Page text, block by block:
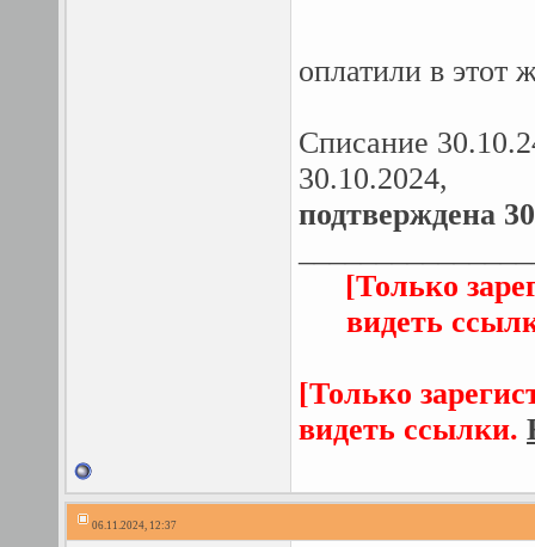
оплатили в этот
Списание
30.10.2024,
подтверждена
[Только
видеть
[Только
видеть ссылки.
06.11.2024, 12:37